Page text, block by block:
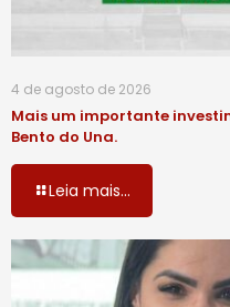
4 de agosto de 2026
Mais um importante
Bento do Una.
Leia mais...